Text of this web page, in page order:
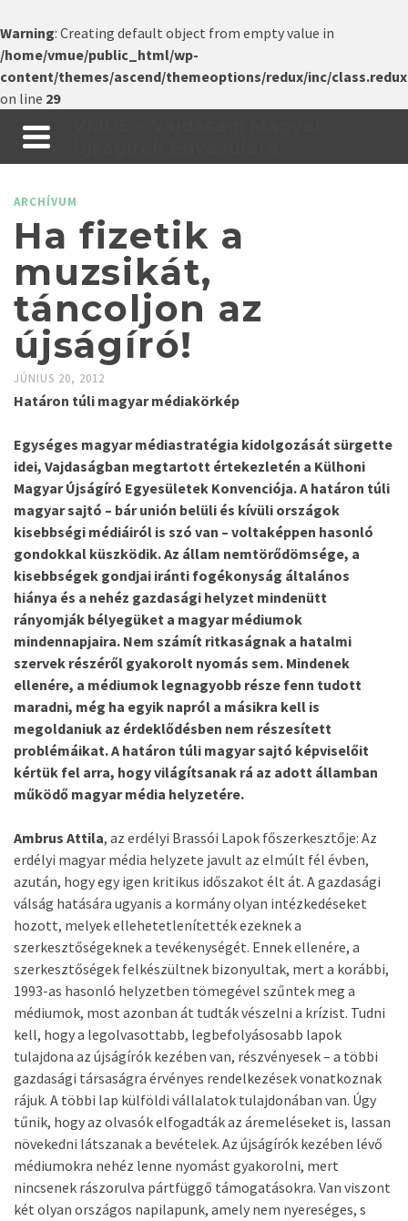
Warning: Creating default object from empty value in
/home/vmue/public_html/wp-
content/themes/ascend/themeoptions/redux/inc/
on line 29
ARCHÍVUM
Ha fizetik a
muzsikát,
táncoljon az
újságíró!
JÚNIUS 20, 2012
Határon túli magyar médiakörkép
Egységes magyar médiastratégia kidolgozását sürgette
idei, Vajdaságban megtartott értekezletén a Külhoni
Magyar Újságíró Egyesületek Konvenciója. A határon túli
magyar sajtó – bár unión belüli és kívüli országok
kisebbségi médiáiról is szó van – voltaképpen hasonló
gondokkal küszködik. Az állam nemtörődömsége, a
kisebbségek gondjai iránti fogékonyság általános
hiánya és a nehéz gazdasági helyzet mindenütt
rányomják bélyegüket a magyar médiumok
mindennapjaira. Nem számít ritkaságnak a hatalmi
szervek részéről gyakorolt nyomás sem. Mindenek
ellenére, a médiumok legnagyobb része fenn tudott
maradni, még ha egyik napról a másikra kell is
megoldaniuk az érdeklődésben nem részesített
problémáikat. A határon túli magyar sajtó képviselőit
kértük fel arra, hogy világítsanak rá az adott államban
működő magyar média helyzetére.
Ambrus Attila, az erdélyi Brassói Lapok főszerkesztője: Az
erdélyi magyar média helyzete javult az elmúlt fél évben,
azután, hogy egy igen kritikus időszakot élt át. A gazdasági
válság hatására ugyanis a kormány olyan intézkedéseket
hozott, melyek ellehetetlenítették ezeknek a
szerkesztőségeknek a tevékenységét. Ennek ellenére, a
szerkesztőségek felkészültnek bizonyultak, mert a korábbi,
1993-as hasonló helyzetben tömegével szűntek meg a
médiumok, most azonban át tudták vészelni a krízist. Tudni
kell, hogy a legolvasottabb, legbefolyásosabb lapok
tulajdona az újságírók kezében van, részvényesek – a többi
gazdasági társaságra érvényes rendelkezések vonatkoznak
rájuk. A többi lap külföldi vállalatok tulajdonában van. Úgy
tűnik, hogy az olvasók elfogadták az áremeléseket is, lassan
növekedni látszanak a bevételek. Az újságírók kezében lévő
médiumokra nehéz lenne nyomást gyakorolni, mert
nincsenek rászorulva pártfüggő támogatásokra. Van viszont
két olyan országos napilapunk, amely nem nyereséges, s